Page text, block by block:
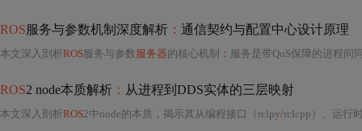
ROS服务与参数机制深度解析 ： 通信契约与配置中心设计原理
本文深入剖析ROS 服务与参数服务器的核心机制 ： 服务是带QoS保障的进程间同步契约
ROS2 node本质解析 ： 从进程到DDS实体的三层映射
本文深入剖析ROS2中node的本质，揭示其从编程接口（rclpy/rclcpp）、运行